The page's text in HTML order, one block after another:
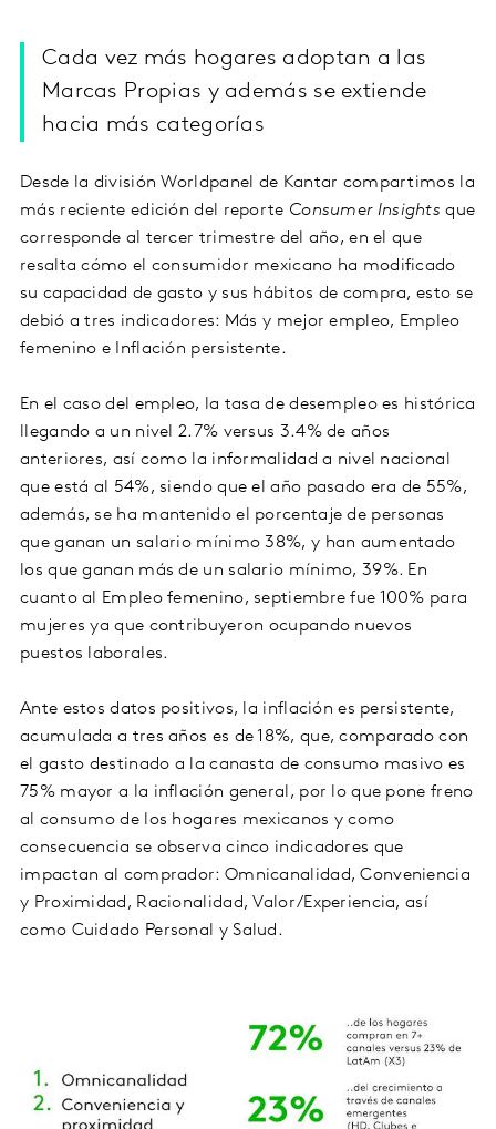
Cada vez más hogares adoptan a las
Marcas Propias y además se extiende
hacia más categorías
Desde la división Worldpanel de Kantar compartimos la
más reciente edición del reporte Consumer Insights que
corresponde al tercer trimestre del año, en el que
resalta cómo el consumidor mexicano ha modificado
su capacidad de gasto y sus hábitos de compra, esto se
debió a tres indicadores: Más y mejor empleo, Empleo
femenino e Inflación persistente.
En el caso del empleo, la tasa de desempleo es histórica
llegando a un nivel 2.7% versus 3.4% de años
anteriores, así como la informalidad a nivel nacional
que está al 54%, siendo que el año pasado era de 55%,
además, se ha mantenido el porcentaje de personas
que ganan un salario mínimo 38%, y han aumentado
los que ganan más de un salario mínimo, 39%. En
cuanto al Empleo femenino, septiembre fue 100% para
mujeres ya que contribuyeron ocupando nuevos
puestos laborales.
Ante estos datos positivos, la inflación es persistente,
acumulada a tres años es de 18%, que, comparado con
el gasto destinado a la canasta de consumo masivo es
75% mayor a la inflación general, por lo que pone freno
al consumo de los hogares mexicanos y como
consecuencia se observa cinco indicadores que
impactan al comprador: Omnicanalidad, Conveniencia
y Proximidad, Racionalidad, Valor/Experiencia, así
como Cuidado Personal y Salud.